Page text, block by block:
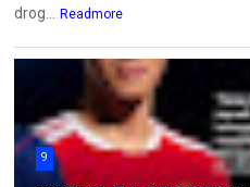
drog...
Readmore
9